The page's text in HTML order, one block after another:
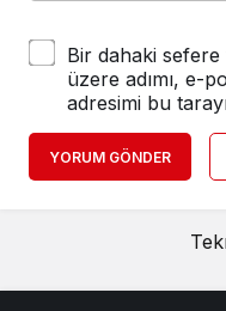
Bir dahaki sefere
üzere adımı, e-
adresimi bu
YORUM GÖNDER